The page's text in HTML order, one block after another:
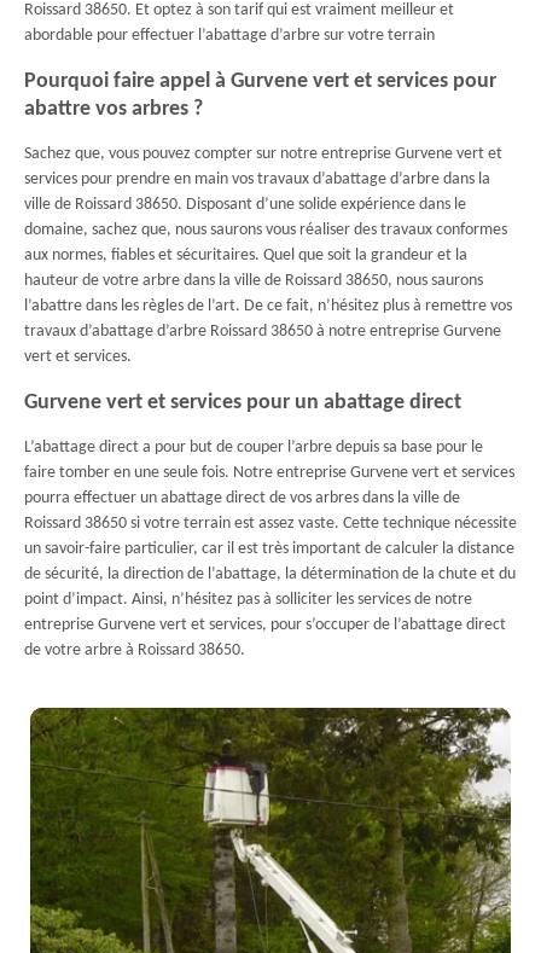
Roissard 38650. Et optez à son tarif qui est vraiment meilleur et
abordable pour effectuer l’abattage d’arbre sur votre terrain
Pourquoi faire appel à Gurvene vert et services pour
abattre vos arbres ?
Sachez que, vous pouvez compter sur notre entreprise Gurvene vert et
services pour prendre en main vos travaux d’abattage d’arbre dans la
ville de Roissard 38650. Disposant d’une solide expérience dans le
domaine, sachez que, nous saurons vous réaliser des travaux conformes
aux normes, fiables et sécuritaires. Quel que soit la grandeur et la
hauteur de votre arbre dans la ville de Roissard 38650, nous saurons
l’abattre dans les règles de l’art. De ce fait, n’hésitez plus à remettre vos
travaux d’abattage d’arbre Roissard 38650 à notre entreprise Gurvene
vert et services.
Gurvene vert et services pour un abattage direct
L’abattage direct a pour but de couper l’arbre depuis sa base pour le
faire tomber en une seule fois. Notre entreprise Gurvene vert et services
pourra effectuer un abattage direct de vos arbres dans la ville de
Roissard 38650 si votre terrain est assez vaste. Cette technique nécessite
un savoir-faire particulier, car il est très important de calculer la distance
de sécurité, la direction de l’abattage, la détermination de la chute et du
point d’impact. Ainsi, n’hésitez pas à solliciter les services de notre
entreprise Gurvene vert et services, pour s’occuper de l’abattage direct
de votre arbre à Roissard 38650.